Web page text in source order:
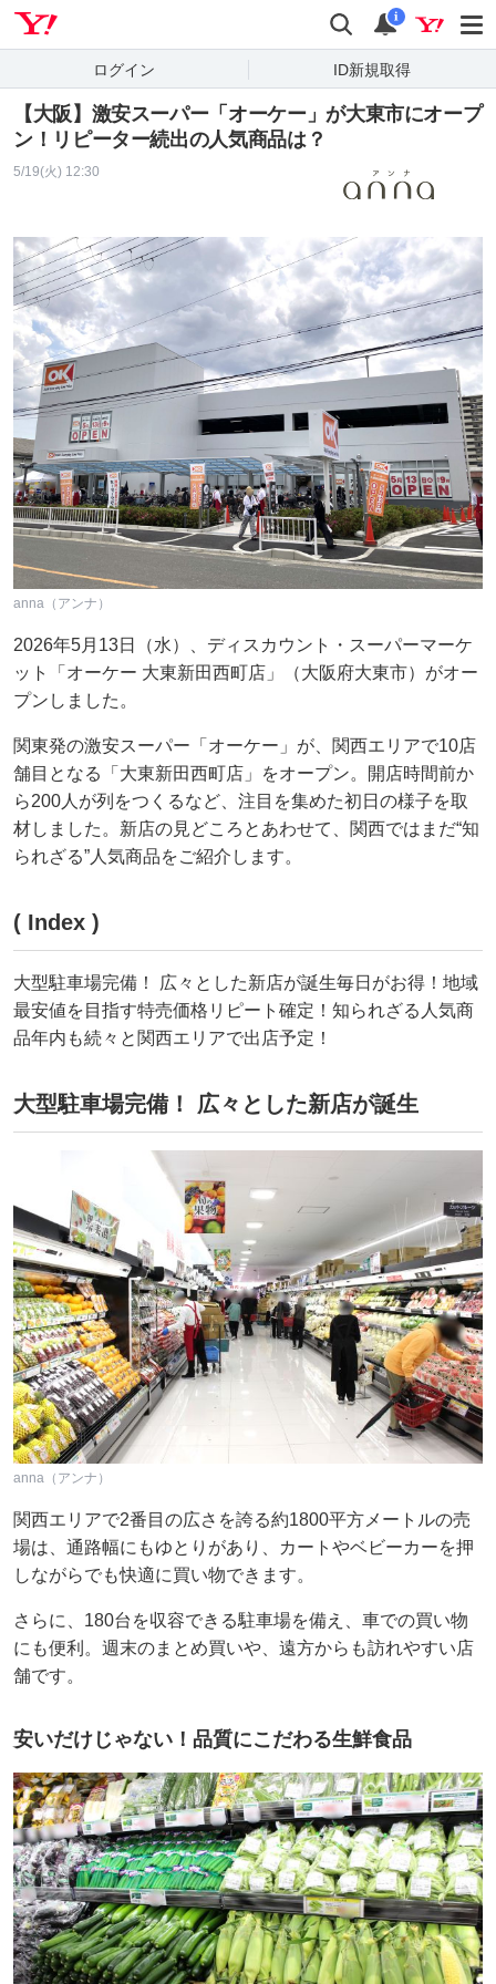
検索 通知
i
ログイン ID新規取得
【大阪】激安スーパー「オーケー」が大東市にオープ
ン！リピーター続出の人気商品は？
5/19(火) 12:30
anna（アンナ）
2026年5月13日（水）、ディスカウント・スーパーマーケ
ット「オーケー 大東新田西町店」（大阪府大東市）がオー
プンしました。
関東発の激安スーパー「オーケー」が、関西エリアで10店
舗目となる「大東新田西町店」をオープン。開店時間前か
ら200人が列をつくるなど、注目を集めた初日の様子を取
材しました。新店の見どころとあわせて、関西ではまだ“知
られざる”人気商品をご紹介します。
( Index )
大型駐車場完備！ 広々とした新店が誕生毎日がお得！地域
最安値を目指す特売価格リピート確定！知られざる人気商
品年内も続々と関西エリアで出店予定！
大型駐車場完備！ 広々とした新店が誕生
anna（アンナ）
関西エリアで2番目の広さを誇る約1800平方メートルの売
場は、通路幅にもゆとりがあり、カートやベビーカーを押
しながらでも快適に買い物できます。
さらに、180台を収容できる駐車場を備え、車での買い物
にも便利。週末のまとめ買いや、遠方からも訪れやすい店
舗です。
安いだけじゃない！品質にこだわる生鮮食品